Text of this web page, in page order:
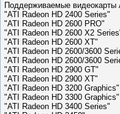
Поддерживаемые видеокарты
"ATI Radeon HD 2400 Series"
"ATI Radeon HD 2600 PRO"
"ATI Radeon HD 2600 X2
"ATI Radeon HD 2600 XT"
"ATI Radeon HD 2600/3600
"ATI Radeon HD 2600/3600
"ATI Radeon HD 2900 GT"
"ATI Radeon HD 2900 XT"
"ATI Radeon HD 3200 Graphics"
"ATI Radeon HD 3300 Graphics"
"ATI Radeon HD 3400 Series"